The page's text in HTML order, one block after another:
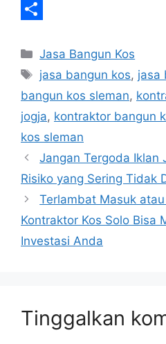
o
k
r
A
p
p
a
l
e
e
g
r
a
m
L
n
e
h
a
r
e
Kategori
Jasa Bangun Kos
Tag
jasa bangun kos, jasa
bangun kos sleman,
jogja, kontraktor bangun
kos sleman
Jangan Tergoda Iklan
Risiko yang Sering Tidak
Terlambat Masuk
Kontraktor Kos Solo Bisa
Investasi Anda
Tinggalkan